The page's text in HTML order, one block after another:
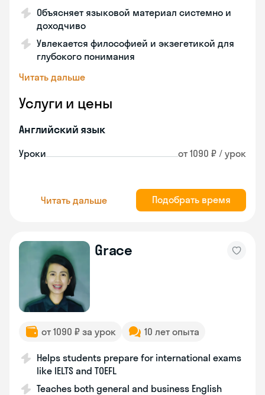
Объясняет языковой материал системно и
доходчиво
Увлекается философией и экзегетикой для
глубокого понимания
Читать дальше
Услуги и цены
Английский язык
Уроки от 1090 ₽ / урок
Читать дальше Подобрать время
Grace
от 1090 ₽ за урок 10 лет опыта
Helps students prepare for international exams
like IELTS and TOEFL
Teaches both general and business English